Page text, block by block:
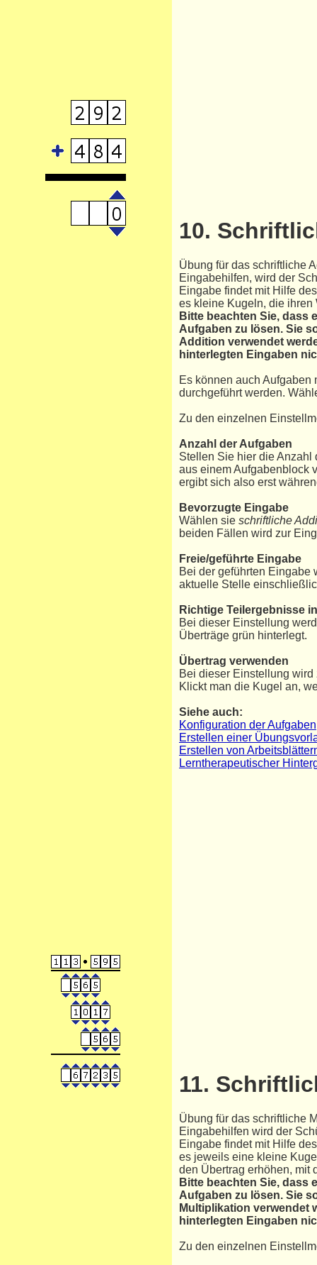
10.
Übung für das schriftliche
Eingabehilfen, wird der
Eingabe findet mit Hilfe
es kleine Kugeln, die ihren
Bitte beachten Sie, dass
Aufgaben zu lösen. Sie
Addition verwendet
hinterlegten Eingaben
Es können auch Aufgaben
durchgeführt werden.
Zu den einzelnen
Anzahl der Aufgaben
Stellen Sie hier die Anzahl
aus einem Aufgabenblock
ergibt sich also erst
Bevorzugte Eingabe
Wählen sie schriftliche
beiden Fällen wird zur
Freie/geführte Eingabe
Bei der geführten Eingabe
aktuelle Stelle
Richtige Teilergebnisse
Bei dieser Einstellung
Überträge grün hinterlegt.
Übertrag verwenden
Bei dieser Einstellung
Klickt man die Kugel an,
Siehe auch:
Konfiguration der Aufgaben
Erstellen einer
Erstellen von
Lerntherapeutischer
11.
Übung für das schriftliche
Eingabehilfen wird der
Eingabe findet mit Hilfe
es jeweils eine kleine
den Übertrag erhöhen, mit
Bitte beachten Sie, dass
Aufgaben zu lösen. Sie
Multiplikation verwendet
hinterlegten Eingaben
Zu den einzelnen